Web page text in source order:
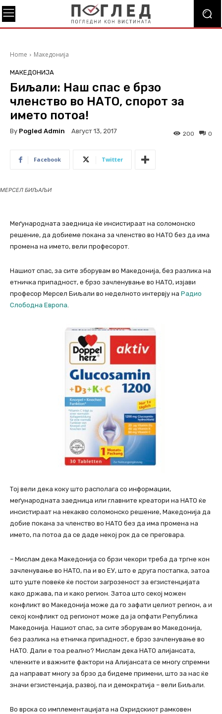
Home Македонија
МАКЕДОНИЈА
Биљали: Наш спас е брзо
членство во НАТО, спорот за
името потоа!
By Pogled Admin Август 13, 2017 0
200
Facebook Twitter
МЕРСЕЛ БИЉАЉИ
Меѓународната заедница ќе инсистираат на соломонско
решение, да добиеме покана за членство во НАТО без да има
промена на името, вели професорот.
Нашиот спас, за сите зборувам во Македонија, без разлика на
етничка припадност, е брзо зачленување во НАТО, изјави
професор Мерсел Биљали во неделното интервју на Радио
Слободна Европа.
Тој вели дека коку што располага со информации,
меѓународната заедница или главните креатори на НАТО ќе
инсистираат на некакво соломонско решение, Македонија да
добие покана за членство во НАТО без да има промена на
името, па потоа да се даде некој рок да се преговара.
– Мислам дека Македонија со брзи чекори треба да тргне кон
зачленување во НАТО, па и во ЕУ, што е друга постапка, затоа
што уште повеќе ќе постои загрозеност за егзистенцијата
како држава, па и како регион. Затоа што секој можен
конфликт во Македонија може да го зафати целиот регион, а и
секој конфликт од регионот може да ја опфати Република
Македонија. Нашиот спас, за сите зборувам во Македонија,
без разлика на етничка припадност, е брзо зачленување во
НАТО. Дали е тоа реално? Мислам дека НАТО алијансата,
членките и важните фактори на Алијансата се многу спремни
да направат многу за брзо да бидеме примени, што за нас ќе
значи егзистенција, развој, па и демократија – вели Биљали.
Во врска со имплементацијата на Охридскиот рамковен